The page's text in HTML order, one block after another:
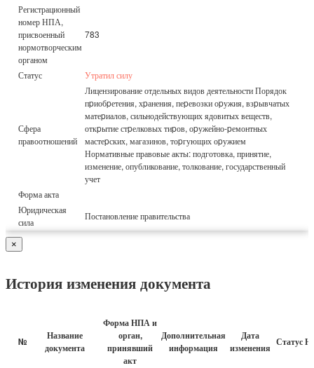
Регистрационный
номер НПА,
присвоенный
нормотворческим
органом
783
Статус Утратил силу
Сфера
правоотношений
Лицензирование отдельных видов деятельности Порядок
пpиобpетения, хpанения, пеpевозки оpужия, взpывчатых
матеpиалов, сильнодействующих ядовитых веществ,
откpытие стpелковых тиpов, оpужейно-pемонтных
мастеpских, магазинов, тоpгующих оpужием
Нормативные правовые акты: подготовка, принятие,
изменение, опубликование, толкование, государственный
учет
Форма акта
Юридическая
сила
Постановление правительства
×
История изменения документа
№
Название
документа
Форма НПА и
орган,
принявший
акт
Дополнительная
информация
Дата
изменения Статус